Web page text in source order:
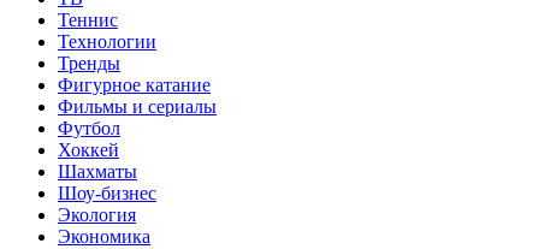
Теннис
Технологии
Тренды
Фигурное катание
Фильмы и сериалы
Футбол
Хоккей
Шахматы
Шоу-бизнес
Экология
Экономика